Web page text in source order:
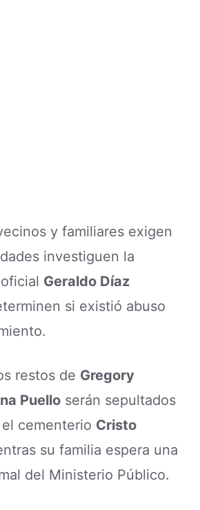
y familiares exigen
investiguen la
Geraldo Díaz
si existió abuso
restos de Gregory
Puello serán sepultados
cementerio Cristo
su familia espera una
del Ministerio Público.